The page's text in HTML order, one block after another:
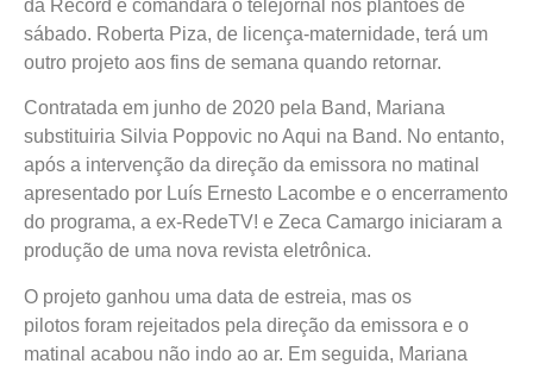
da Record e comandará o telejornal nos plantões de
sábado. Roberta Piza, de licença-maternidade, terá um
outro projeto aos fins de semana quando retornar.
Contratada em junho de 2020 pela Band, Mariana
substituiria Silvia Poppovic no Aqui na Band. No entanto,
após a intervenção da direção da emissora no matinal
apresentado por Luís Ernesto Lacombe e o encerramento
do programa, a ex-RedeTV! e Zeca Camargo iniciaram a
produção de uma nova revista eletrônica.
O projeto ganhou uma data de estreia, mas os
pilotos foram rejeitados pela direção da emissora e o
matinal acabou não indo ao ar. Em seguida, Mariana